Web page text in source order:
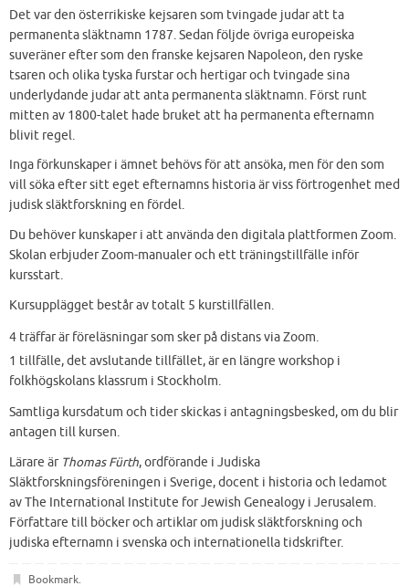
Det var den österrikiske kejsaren som tvingade judar att ta
permanenta släktnamn 1787. Sedan följde övriga europeiska
suveräner efter som den franske kejsaren Napoleon, den ryske
tsaren och olika tyska furstar och hertigar och tvingade sina
underlydande judar att anta permanenta släktnamn. Först runt
mitten av 1800-talet hade bruket att ha permanenta efternamn
blivit regel.
Inga förkunskaper i ämnet behövs för att ansöka, men för den som
vill söka efter sitt eget efternamns historia är viss förtrogenhet med
judisk släktforskning en fördel.
Du behöver kunskaper i att använda den digitala plattformen Zoom.
Skolan erbjuder Zoom-manualer och ett träningstillfälle inför
kursstart.
Kursupplägget består av totalt 5 kurstillfällen.
4 träffar är föreläsningar som sker på distans via Zoom.
1 tillfälle, det avslutande tillfället, är en längre workshop i
folkhögskolans klassrum i Stockholm.
Samtliga kursdatum och tider skickas i antagningsbesked, om du blir
antagen till kursen.
Lärare är Thomas Fürth, ordförande i Judiska
Släktforskningsföreningen i Sverige, docent i historia och ledamot
av The International Institute for Jewish Genealogy i Jerusalem.
Författare till böcker och artiklar om judisk släktforskning och
judiska efternamn i svenska och internationella tidskrifter.
Bookmark.